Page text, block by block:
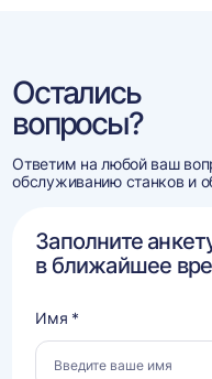
Остались
вопросы?
Ответим на любой ваш
обслуживанию станков и
Заполните
в ближайшее
Имя *